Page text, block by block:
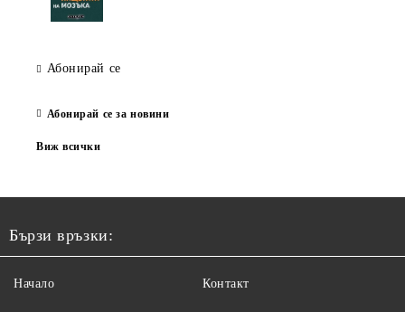
Абонирай се
Абонирай се за новини
Виж всички
Бързи връзки:
Начало Контакт